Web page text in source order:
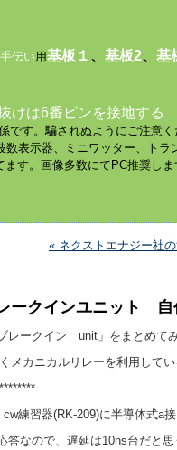
伝い用基板１ 、 基板2、 基
けは6番ピンを接地する
す。騙されぬようにご注意
表示器、ミニワッター、トラ
す。画像多数にてPC推奨し
« ネクストエナジー社
ークインユニット
レークイン unit」をまとめて
メカニカルリレーを利用して
練習器(RK-209)に半導体式a接
答なので、遅延は10ns台だ